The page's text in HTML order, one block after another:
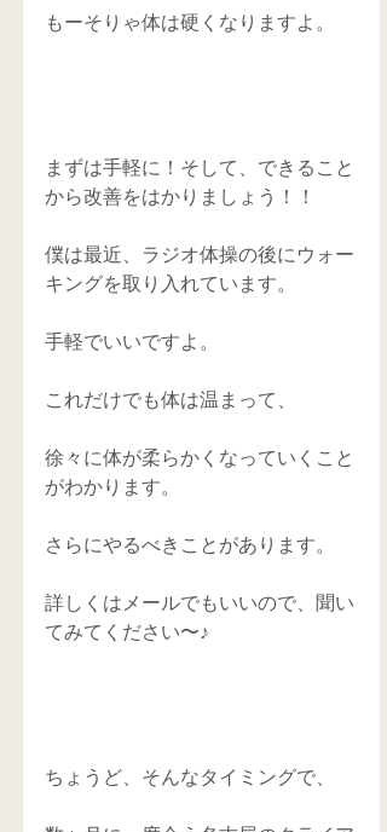
もーそりゃ体は硬くなりますよ。
まずは手軽に！そして、できること
から改善をはかりましょう！！
僕は最近、ラジオ体操の後にウォー
キングを取り入れています。
手軽でいいですよ。
これだけでも体は温まって、
徐々に体が柔らかくなっていくこと
がわかります。
さらにやるべきことがあります。
詳しくはメールでもいいので、聞い
てみてください〜♪
ちょうど、そんなタイミングで、